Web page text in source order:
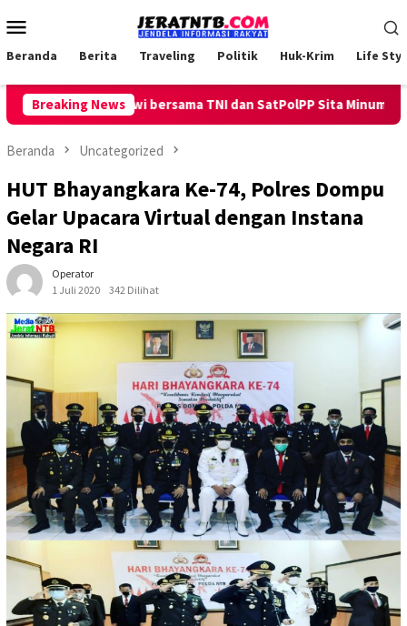
ke
Mobile
Beranda Berita Traveling Politik Huk-Krim Life
Breaking News
Ambalawi bersama TNI dan SatPolPP Sita Minuman Keras
Beranda Uncategorized
HUT Bhayangkara Ke-74, Polres Dompu
Gelar Upacara Virtual dengan Instana
Negara RI
Operator
1 Juli 2020
342 Dilihat